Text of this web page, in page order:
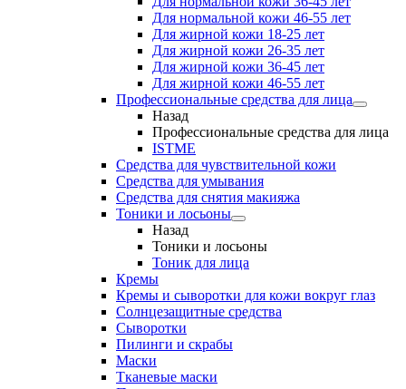
Для нормальной кожи 46-55 лет
Для жирной кожи 18-25 лет
Для жирной кожи 26-35 лет
Для жирной кожи 36-45 лет
Для жирной кожи 46-55 лет
Профессиональные средства для лица
Назад
Профессиональные средства для лица
ISTME
Средства для чувствительной кожи
Средства для умывания
Средства для снятия макияжа
Тоники и лосьоны
Назад
Тоники и лосьоны
Тоник для лица
Кремы
Кремы и сыворотки для кожи вокруг глаз
Солнцезащитные средства
Сыворотки
Пилинги и скрабы
Маски
Тканевые маски